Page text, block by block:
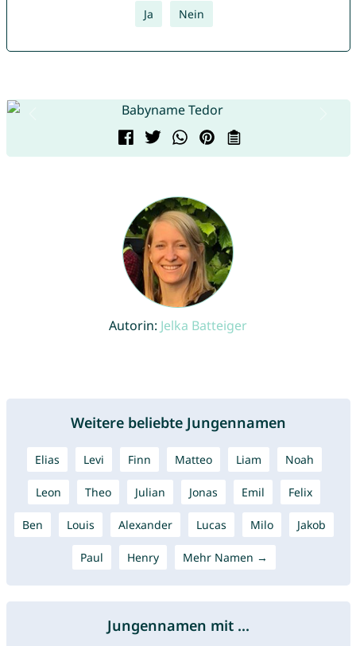
Ja Nein
Autorin: Jelka Batteiger
Weitere beliebte Jungennamen
Elias Levi Finn Matteo Liam Noah
Leon Theo Julian Jonas Emil Felix
Ben Louis Alexander Lucas Milo Jakob
Paul Henry Mehr Namen →
Jungennamen mit ...